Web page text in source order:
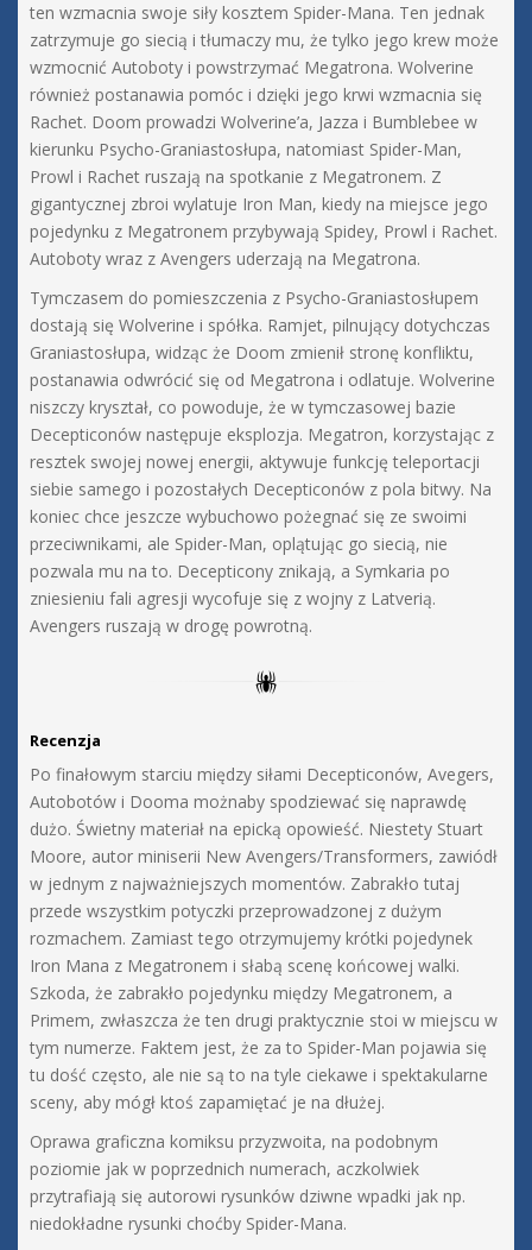
ten wzmacnia swoje siły kosztem Spider-Mana. Ten jednak
zatrzymuje go siecią i tłumaczy mu, że tylko jego krew może
wzmocnić Autoboty i powstrzymać Megatrona. Wolverine
również postanawia pomóc i dzięki jego krwi wzmacnia się
Rachet. Doom prowadzi Wolverine’a, Jazza i Bumblebee w
kierunku Psycho-Graniastosłupa, natomiast Spider-Man,
Prowl i Rachet ruszają na spotkanie z Megatronem. Z
gigantycznej zbroi wylatuje Iron Man, kiedy na miejsce jego
pojedynku z Megatronem przybywają Spidey, Prowl i Rachet.
Autoboty wraz z Avengers uderzają na Megatrona.
Tymczasem do pomieszczenia z Psycho-Graniastosłupem
dostają się Wolverine i spółka. Ramjet, pilnujący dotychczas
Graniastosłupa, widząc że Doom zmienił stronę konfliktu,
postanawia odwrócić się od Megatrona i odlatuje. Wolverine
niszczy kryształ, co powoduje, że w tymczasowej bazie
Decepticonów następuje eksplozja. Megatron, korzystając z
resztek swojej nowej energii, aktywuje funkcję teleportacji
siebie samego i pozostałych Decepticonów z pola bitwy. Na
koniec chce jeszcze wybuchowo pożegnać się ze swoimi
przeciwnikami, ale Spider-Man, oplątując go siecią, nie
pozwala mu na to. Decepticony znikają, a Symkaria po
zniesieniu fali agresji wycofuje się z wojny z Latverią.
Avengers ruszają w drogę powrotną.
Recenzja
Po finałowym starciu między siłami Decepticonów, Avegers,
Autobotów i Dooma możnaby spodziewać się naprawdę
dużo. Świetny materiał na epicką opowieść. Niestety Stuart
Moore, autor miniserii New Avengers/Transformers, zawiódł
w jednym z najważniejszych momentów. Zabrakło tutaj
przede wszystkim potyczki przeprowadzonej z dużym
rozmachem. Zamiast tego otrzymujemy krótki pojedynek
Iron Mana z Megatronem i słabą scenę końcowej walki.
Szkoda, że zabrakło pojedynku między Megatronem, a
Primem, zwłaszcza że ten drugi praktycznie stoi w miejscu w
tym numerze. Faktem jest, że za to Spider-Man pojawia się
tu dość często, ale nie są to na tyle ciekawe i spektakularne
sceny, aby mógł ktoś zapamiętać je na dłużej.
Oprawa graficzna komiksu przyzwoita, na podobnym
poziomie jak w poprzednich numerach, aczkolwiek
przytrafiają się autorowi rysunków dziwne wpadki jak np.
niedokładne rysunki choćby Spider-Mana.